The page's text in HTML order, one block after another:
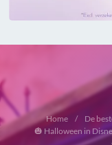
Home
De
🎃 Halloween in